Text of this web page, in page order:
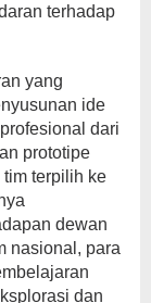
terhadap
yang
ide
dari
prototipe
terpilih ke
dewan
nasional, para
dan